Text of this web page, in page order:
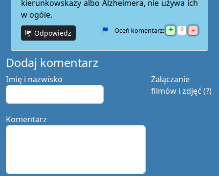
kierunkowskazy albo Alzheimera, nie używa ich
w ogóle.
Odpowiedz Oceń komentarz: + 0 -
Dodaj komentarz
Załączanie
filmów i zdjęć (?)
Imię i nazwisko
Komentarz